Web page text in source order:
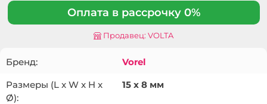
Оплата в рассрочку 0%
Продавец: VOLTA
Бренд:
Vorel
Размеры (L x W x H x
Ø):
15 x 8 мм